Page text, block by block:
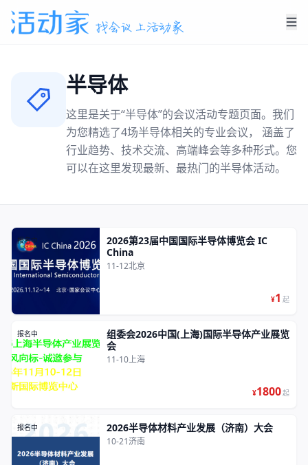
半导体
这里是关于“半导体”的会议活动专题页面。我们
为您精选了4场半导体相关的专业会议， 涵盖了
行业趋势、技术交流、高端峰会等多种形式。您
可以在这里发现最新、最热门的半导体活动。
报名中
2026第23届中国国际半导体博览会 IC
China
11-12北京
¥1 起
报名中
组委会2026中国(上海)国际半导体产业展览
会
11-10上海
¥1800起
报名中 2026半导体材料产业发展（济南）大会
10-21济南